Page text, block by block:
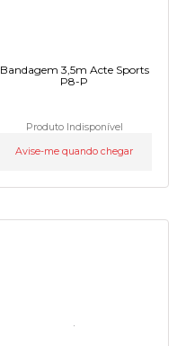
Bandagem 3,5m Acte Sports
P8-P
Produto Indisponível
Avise-me quando chegar